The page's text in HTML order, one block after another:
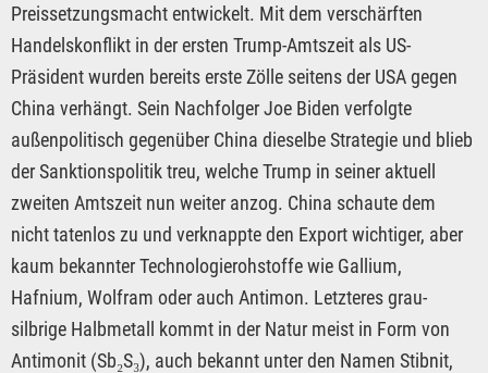
Preissetzungsmacht entwickelt. Mit dem verschärften
Handelskonflikt in der ersten Trump-Amtszeit als US-
Präsident wurden bereits erste Zölle seitens der USA gegen
China verhängt. Sein Nachfolger Joe Biden verfolgte
außenpolitisch gegenüber China dieselbe Strategie und blieb
der Sanktionspolitik treu, welche Trump in seiner aktuell
zweiten Amtszeit nun weiter anzog. China schaute dem
nicht tatenlos zu und verknappte den Export wichtiger, aber
kaum bekannter Technologierohstoffe wie Gallium,
Hafnium, Wolfram oder auch Antimon. Letzteres grau-
silbrige Halbmetall kommt in der Natur meist in Form von
Antimonit (Sb₂S₃), auch bekannt unter den Namen Stibnit,